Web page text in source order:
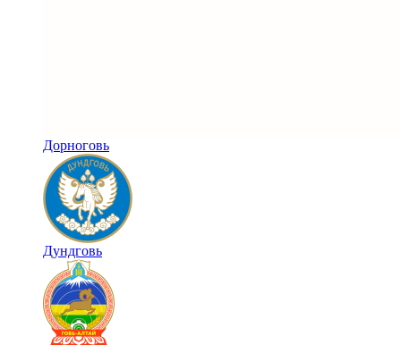
Дорноговь
Дундговь